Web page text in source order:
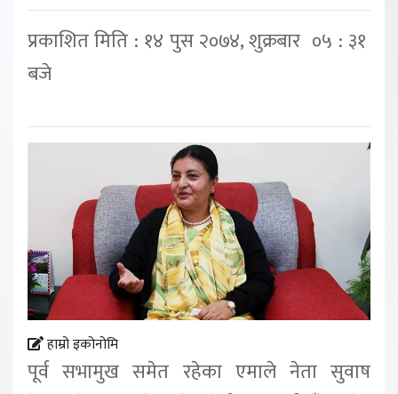
प्रकाशित मिति : १४ पुस २०७४, शुक्रबार ०५ : ३१
बजे
हाम्रो इकोनोमि
पूर्व सभामुख समेत रहेका एमाले नेता सुवाष